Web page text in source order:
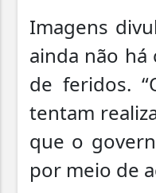
Imagens
ainda não
de feridos.
tentam
que o
por meio de